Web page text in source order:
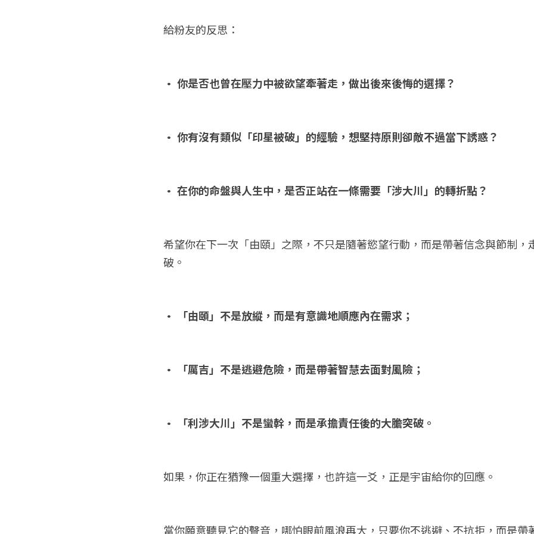
給粉友的反思：
• 你是否也曾在壓力中被欲望牽著走，做出後來後悔的選擇？
• 你有沒有類似「印星被破」的經驗，想堅持原則卻敵不過當下誘惑？
• 在你的命盤與人生中，是否正站在一條需要「涉大川」的轉折點？
希望你在下一次「由頤」之際，不只是隨著慾望行動，而是帶著信念與節制，
破。
• 「由頤」不是放縱，而是有意識地順應內在需求；
• 「厲吉」不是逃避危險，而是帶著智慧去面對風險；
• 「利涉大川」不是蠻幹，而是承擔責任後的大膽突破。
如果，你正在猶豫一個重大選擇，也許這一爻，正是宇宙給你的回應。
當你願意聽見它的聲音，哪怕眼前風浪再大，只要你不逃避、不抗拒，而是帶